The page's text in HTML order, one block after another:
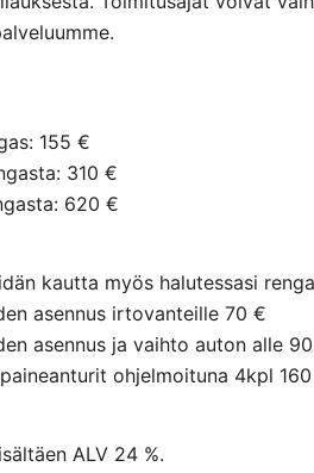
155 €
310 €
620 €
kautta myös halutessasi
asennus irtovanteille 70 €
asennus ja vaihto auton alle
ohjelmoituna 4kpl
ALV 24 %.